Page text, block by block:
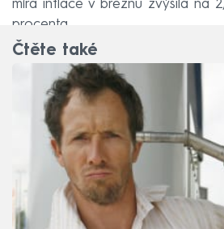
míra inflace v březnu zvýšila na
procenta.
Čtěte také